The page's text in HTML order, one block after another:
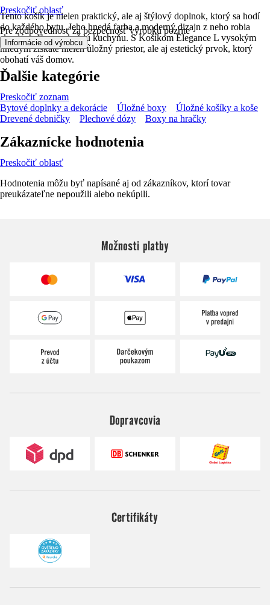
Tento košík je nielen praktický, ale aj štýlový doplnok, ktorý sa hodí
do každého bytu. Jeho hnedá farba a moderný dizajn z neho robia
skvelú voľbu pre každú kuchyňu. S Košíkom Elegance L vysokým
hnedým získate nielen úložný priestor, ale aj estetický prvok, ktorý
obohatí váš domov.
Preskočiť oblasť
Pre zodpovednosť za bezpečnosť výrobku pozrite
Informácie od výrobcu .
Ďalšie kategórie
Preskočiť zoznam
Bytové doplnky a dekorácie
Úložné boxy
Úložné košíky a koše
Drevené debničky
Plechové dózy Boxy na hračky
Zákaznícke hodnotenia
Preskočiť oblasť
Hodnotenia môžu byť napísané aj od zákazníkov, ktorí tovar
preukázateľne nepoužili alebo nekúpili.
Možnosti platby
Dopravcovia
Certifikáty